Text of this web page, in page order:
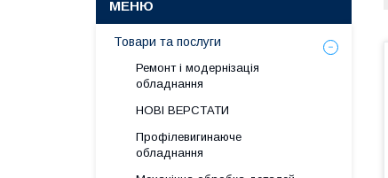
Товари та послуги
Ремонт і модернізація
обладнання
НОВІ ВЕРСТАТИ
Профілевигинаюче
обладнання